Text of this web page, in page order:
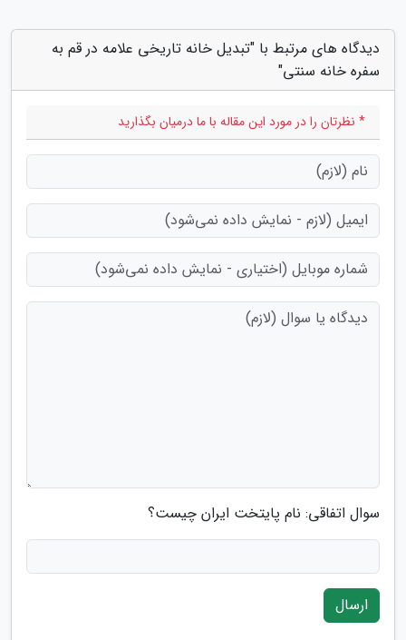
دیدگاه های مرتبط با "تبدیل خانه تاریخی علامه در قم به
سفره خانه سنتی"
* نظرتان را در مورد این مقاله با ما درمیان بگذارید
سوال اتفاقی: نام پایتخت ایران چیست؟
ارسال